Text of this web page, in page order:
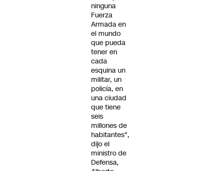
ninguna
Fuerza
Armada en
el mundo
que pueda
tener en
cada
esquina un
militar, un
policía, en
una ciudad
que tiene
seis
millones de
habitantes",
dijo el
ministro de
Defensa,